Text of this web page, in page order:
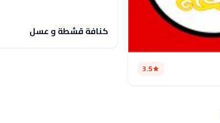
3.5
كنافة قشطة و عسل